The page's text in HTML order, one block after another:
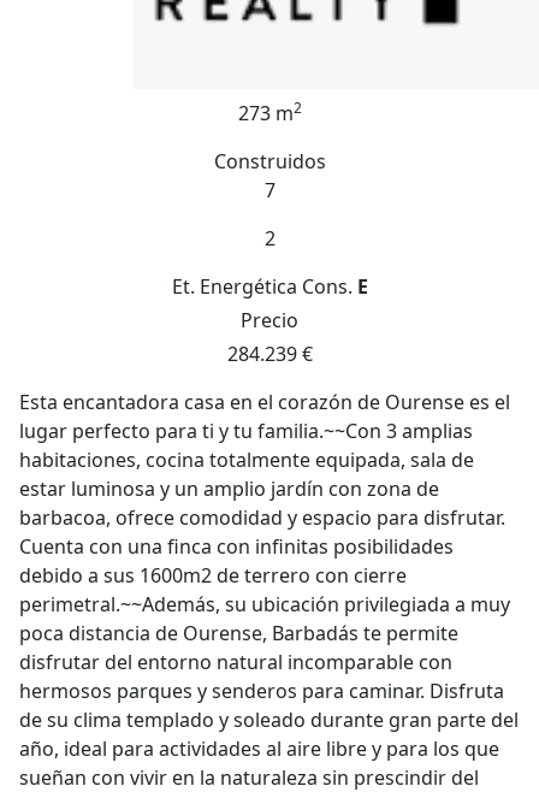
273 m2
Construidos
7
2
Et. Energética Cons. E
Precio
284.239 €
Esta encantadora casa en el corazón de Ourense es el
lugar perfecto para ti y tu familia.~~Con 3 amplias
habitaciones, cocina totalmente equipada, sala de
estar luminosa y un amplio jardín con zona de
barbacoa, ofrece comodidad y espacio para disfrutar.
Cuenta con una finca con infinitas posibilidades
debido a sus 1600m2 de terrero con cierre
perimetral.~~Además, su ubicación privilegiada a muy
poca distancia de Ourense, Barbadás te permite
disfrutar del entorno natural incomparable con
hermosos parques y senderos para caminar. Disfruta
de su clima templado y soleado durante gran parte del
año, ideal para actividades al aire libre y para los que
sueñan con vivir en la naturaleza sin prescindir del